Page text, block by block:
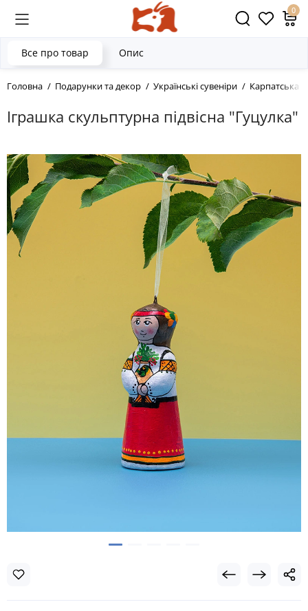
0
Головна Подарунки та декор Українські сувеніри Карпатська
Іграшка скульптурна підвісна "Гуцулка"
Все про товар Опис